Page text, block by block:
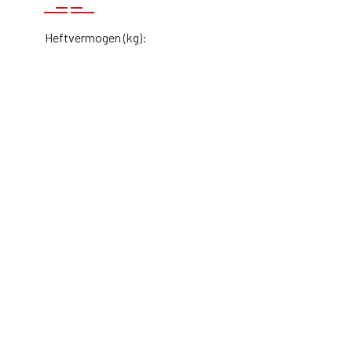
Heftvermogen (kg):